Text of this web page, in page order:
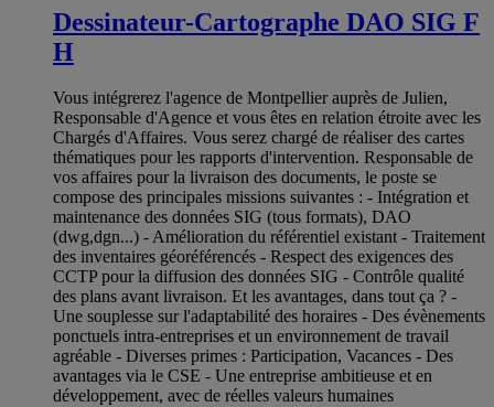
Dessinateur-Cartographe DAO SIG F
H
Vous intégrerez l'agence de Montpellier auprès de Julien,
Responsable d'Agence et vous êtes en relation étroite avec les
Chargés d'Affaires. Vous serez chargé de réaliser des cartes
thématiques pour les rapports d'intervention. Responsable de
vos affaires pour la livraison des documents, le poste se
compose des principales missions suivantes : - Intégration et
maintenance des données SIG (tous formats), DAO
(dwg,dgn...) - Amélioration du référentiel existant - Traitement
des inventaires géoréférencés - Respect des exigences des
CCTP pour la diffusion des données SIG - Contrôle qualité
des plans avant livraison. Et les avantages, dans tout ça ? -
Une souplesse sur l'adaptabilité des horaires - Des évènements
ponctuels intra-entreprises et un environnement de travail
agréable - Diverses primes : Participation, Vacances - Des
avantages via le CSE - Une entreprise ambitieuse et en
développement, avec de réelles valeurs humaines